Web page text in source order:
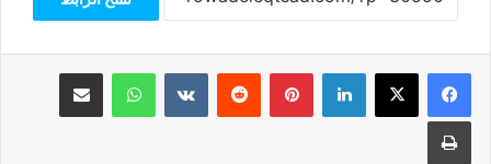
فيسبوك‫X لينكدإن بينتيريست واتساب مشاركة عبر البريد
طباعة